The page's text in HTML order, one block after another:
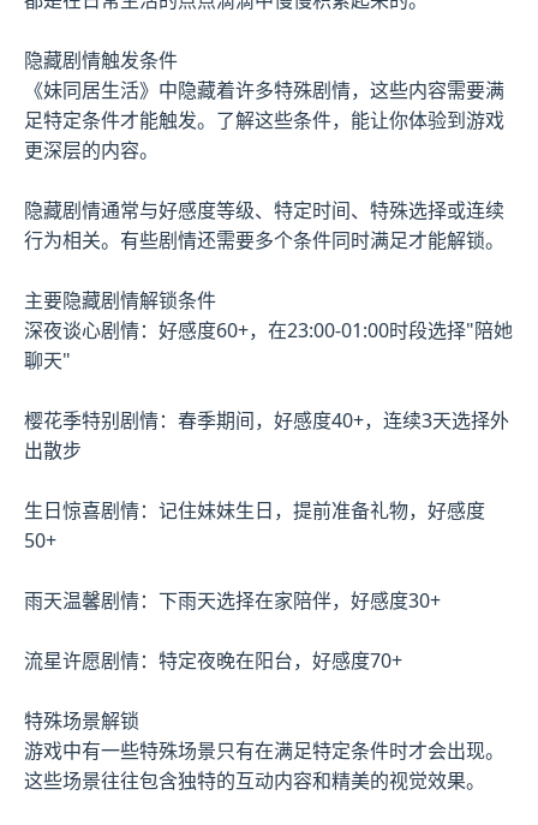
隐藏剧情触发条件
《妹同居生活》中隐藏着许多特殊剧情，这些内容需要满
足特定条件才能触发。了解这些条件，能让你体验到游戏
更深层的内容。
隐藏剧情通常与好感度等级、特定时间、特殊选择或连续
行为相关。有些剧情还需要多个条件同时满足才能解锁。
主要隐藏剧情解锁条件
深夜谈心剧情：好感度60+，在23:00-01:00时段选择"陪她
聊天"
樱花季特别剧情：春季期间，好感度40+，连续3天选择外
出散步
生日惊喜剧情：记住妹妹生日，提前准备礼物，好感度
50+
雨天温馨剧情：下雨天选择在家陪伴，好感度30+
流星许愿剧情：特定夜晚在阳台，好感度70+
特殊场景解锁
游戏中有一些特殊场景只有在满足特定条件时才会出现。
这些场景往往包含独特的互动内容和精美的视觉效果。